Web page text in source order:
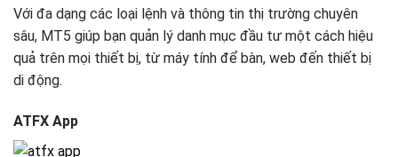
Với đa dạng các loại lệnh và thông tin thị trường chuyên
sâu, MT5 giúp bạn quản lý danh mục đầu tư một cách hiệu
quả trên mọi thiết bị, từ máy tính để bàn, web đến thiết bị
di động.
ATFX App